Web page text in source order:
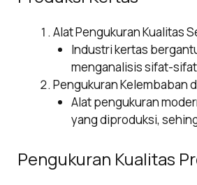
Alat Pengukuran Kualitas
Industri kertas
menganalisis sifat-
Pengukuran Kelembaban
Alat pengukuran
yang diproduksi,
Pengukuran Kualitas